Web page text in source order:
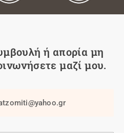
ή απορία μη
μαζί μου.